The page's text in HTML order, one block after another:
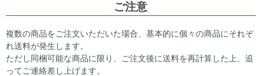
ご注意
複数の商品をご注文いただいた場合、基本的に個々の商品にそれぞ
れ送料が発生します。
ただし同梱可能な商品に限り、ご注文後に送料を再計算した上、追
ってご連絡差し上げます。